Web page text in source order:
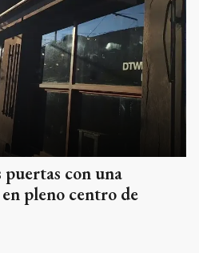
puertas con una
pleno centro de